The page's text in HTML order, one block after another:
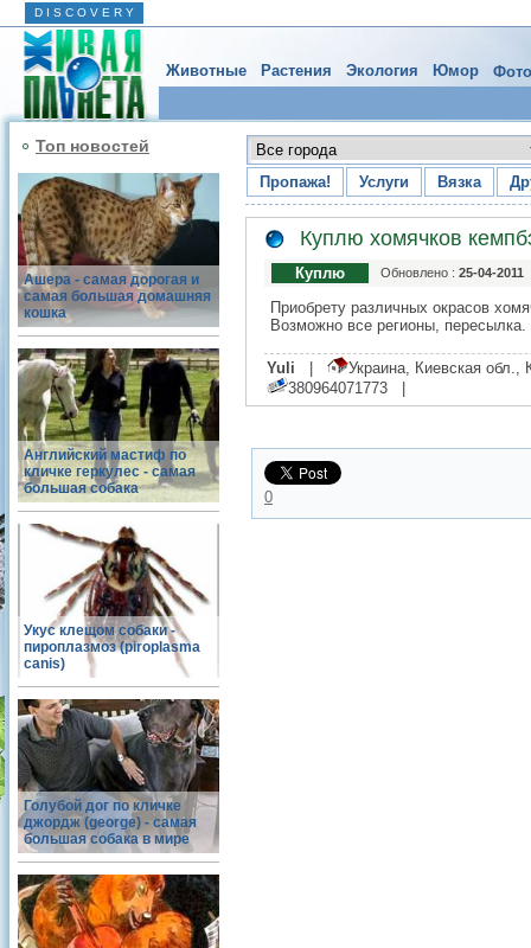
D I S C O V E R Y
Животные Растения Экология Юмор
Топ новостей
Ашера - самая дорогая и
самая большая домашняя
кошка
Английский мастиф по
кличке геркулес - самая
большая собака
Укус клещом собаки -
пироплазмоз (piroplasma
canis)
Голубой дог по кличке
джордж (george) - самая
большая собака в мире
Пропажа! Услуги Вязка
Куплю хомячков
Куплю Обновлено : 25-04-2011
Приобрету различных окрасов
Возможно все регионы, пересылка.
Yuli
Украина, Киевская
380964071773 |
0